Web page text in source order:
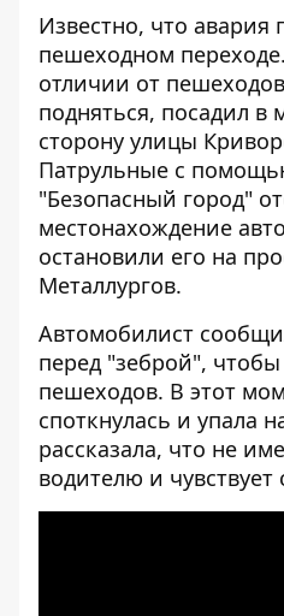
Известно, что авария
пешеходном
отличии от
подняться, посадил
сторону улицы
Патрульные с
"Безопасный город"
местонахождение
остановили его на
Металлургов.
Автомобилист
перед "зеброй",
пешеходов. В этот
споткнулась и упала
рассказала, что не
водителю и